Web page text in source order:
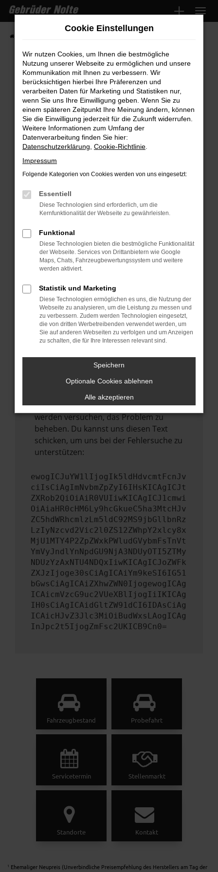
Zum
Hauptinhalt
springen
Fehler: Network Error
Beim Laden ist ein Fehler aufgetreten.
Hier sind ein paar Tipps, die dir helfen können:
Überprüfe deine Firewall und deine
Internetverbindung.
Manche Erweiterungen, wie Werbeblocker,
können das Laden bestimmter Seiten
verhindern. Funktioniert die Seite in einem
anderen Browser oder in einem privaten
Fenster?
Starte dein Gerät neu.
Das kann manchmal helfen,
Stelle sicher, dass dein Browser und dein
Betriebssystem auf dem neuesten Stand
sind.
Veraltete Software birgt nicht nur ein
Sicherheitsrisiko, sondern kann auch dazu
führen, dass bestimmte Funktionen nicht
mehr unterstützt werden.
Wende dich an den Webseitenbetreiber.
Wenn du alle oben genannten Schritte
versucht hast, kontaktiere uns bitte. Wir
werden versuchen, das Problem zu
beheben. Du kannst uns diesen Text
schicken, um uns bei der Fehlersuche zu
unterstützen:
ewogICJuYW1lIjogIk5ldHdvcmtFcnJv
ciIsCiAgImNvbmZpZyI6IHsKICAgICJt
ZXRob2QiOiAiR0VUIiwKICAgICJ1cmwi
OiAiaHR0cHM6Ly9hcGkueC5ha3MtcHJv
ZC5hdWRhcmlzLm5ldC92MS9jbGllbnRz
LzIyNzcvd2Vic2l0ZS12ZWhpY2xlcy8x
MjU1MTY4P2ZpZWxkPWludGVybmFsTnVt
YmVyJndlYnNpdGU9NjA3NDUyOTI5ZTMy
NDUzYzAxNTU4NDQxIiwKICAgICJoZWFk
ZXJzIjoge30sCiAgICAiYm9keSI6IG51
bGwsCiAgICAiZXhwZWN0IjogewogICAg
ICAicmVzcG9uc2VUeXBlIjogIiIKICAg
IH0sCiAgICAidGltZW91dCI6IDAsCiAg
ICAicHJvZ3Jlc3MiOiBudWxsLAogICAg
InJpc2t5IjogZmFsc2UKICB9Cn0=
Fahrzeugbestand Probefahrt
Servicetermin Stellenmarkt
Standorte Kontakt
1
Ehemaliger Neupreis (Unverbindliche Preisempfehlung des Herstellers am Tag der
Cookie Einstellungen
Wir nutzen Cookies, um Ihnen die bestmögliche
Nutzung unserer Webseite zu ermöglichen und unsere
Kommunikation mit Ihnen zu verbessern. Wir
berücksichtigen hierbei Ihre Präferenzen und
verarbeiten Daten für Marketing und Statistiken nur,
wenn Sie uns Ihre Einwilligung geben. Wenn Sie zu
einem späteren Zeitpunkt Ihre Meinung ändern, können
Sie die Einwilligung jederzeit für die Zukunft widerrufen.
Weitere Informationen zum Umfang der
Datenverarbeitung finden Sie hier:
Datenschutzerklärung Cookie-Richtlinie
Impressum
Folgende Kategorien von Cookies werden von uns eingesetzt:
Essentiell
Diese Technologien sind erforderlich, um die
Kernfunktionalität der Webseite zu gewährleisten.
Funktional
Diese Technologien bieten die bestmögliche Funktionalität
der Webseite. Services von Drittanbietern wie Google
Maps, Chats, Fahrzeugbewertungssystem und weitere
werden aktiviert.
Statistik und Marketing
Diese Technologien ermöglichen es uns, die Nutzung der
Webseite zu analysieren, um die Leistung zu messen und
zu verbessern. Zudem werden Technologien eingesetzt,
die von dritten Werbetreibenden verwendet werden, um
Sie auf anderen Webseiten zu verfolgen und um Anzeigen
zu schalten, die für Ihre Interessen relevant sind.
Speichern
Optionale Cookies ablehnen
Alle akzeptieren